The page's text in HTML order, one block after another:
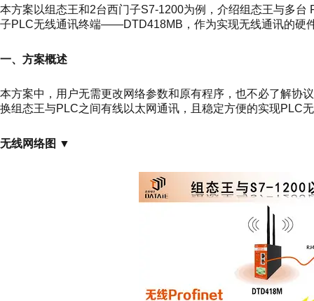
本方案以组态王和2台西门子S7-1200为例，介绍组态王与多
子PLC无线通讯终端——DTD418MB，作为实现无线通讯的硬
一、方案概述
本方案中，用户无需更改网络参数和原有程序，也不必了解协
换组态王与PLC之间有线以太网通讯，且稳定方便的实现PLC
无线网络图 ▼